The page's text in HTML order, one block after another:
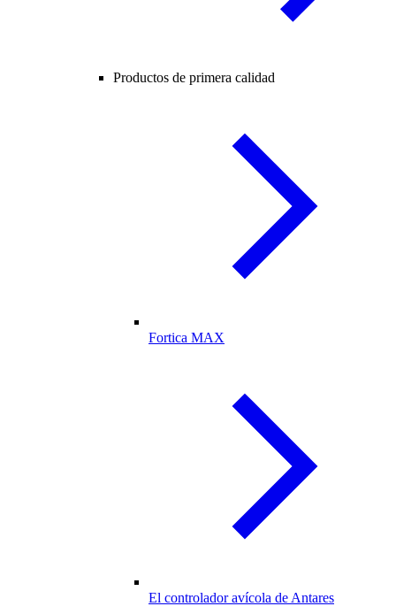
Productos de primera calidad
Fortica MAX
El controlador avícola de Antares